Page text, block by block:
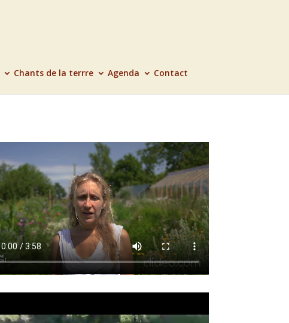
Chants de la terrre Agenda Contact